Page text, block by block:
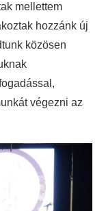
mellettem
hozzánk új
közösen
végezni az